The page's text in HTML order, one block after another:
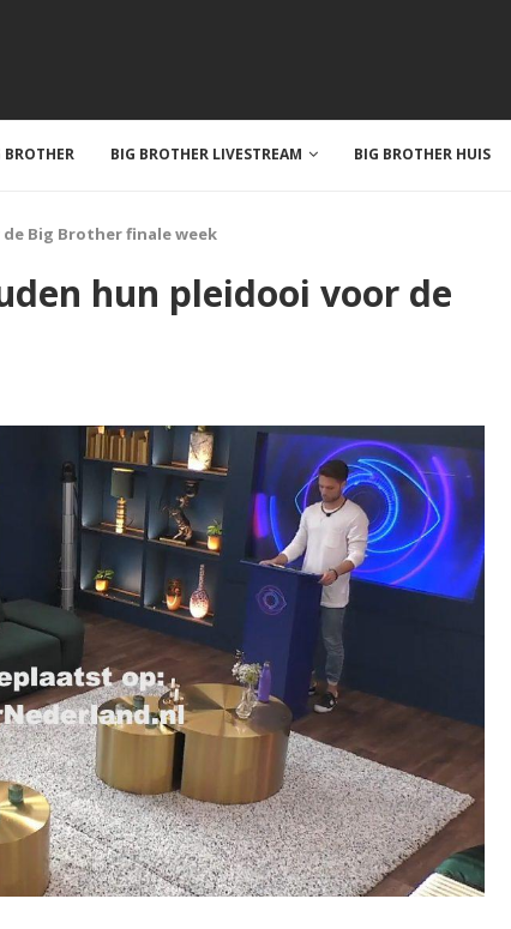
BIG BROTHER LIVESTREAM BIG BROTHER HUIS
Big Brother finale week
hun pleidooi voor de